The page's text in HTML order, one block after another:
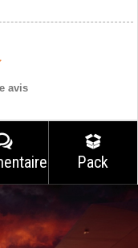
avis
Pack